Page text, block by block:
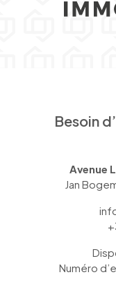
Besoin
Avenue
Jan
Numéro